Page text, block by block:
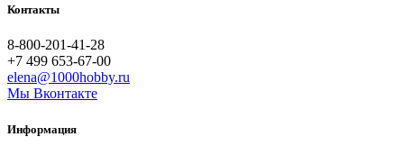
Контакты
8-800-201-41-28
+7 499 653-67-00
elena@1000hobby.ru
Мы Вконтакте
Информация